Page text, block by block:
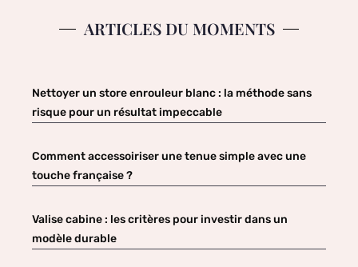
ARTICLES DU MOMENTS
Nettoyer un store enrouleur blanc : la méthode sans
risque pour un résultat impeccable
Comment accessoiriser une tenue simple avec une
touche française ?
Valise cabine : les critères pour investir dans un
modèle durable